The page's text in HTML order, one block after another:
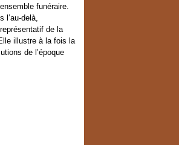
funéraire.
delà,
de la
illustre à la fois la
de l’époque